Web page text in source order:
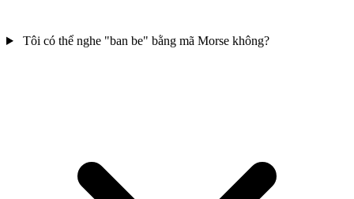
Tôi có thể nghe "ban be" bằng mã Morse không?